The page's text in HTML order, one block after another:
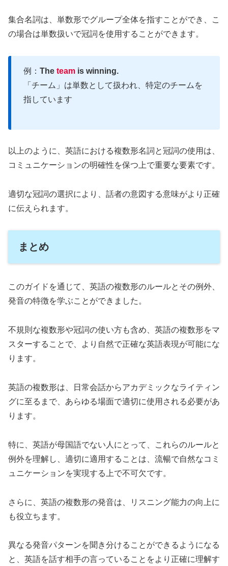
集合名詞は、単数形でグループ全体を指すことができ、こ
の場合は単数扱いで冠詞を使用することができます。
例： The team is winning.
「チーム」は単数として扱われ、特定のチームを
指しています
以上のように、英語における複数形名詞と冠詞の使用は、
コミュニケーションの明確性を保つ上で重要な要素です。
適切な冠詞の選択により、話者の意図する意味がより正確
に伝えられます。
まとめ
このガイドを通じて、英語の複数形のルールとその例外、
発音の特徴を学ぶことができました。
不規則な複数形や冠詞の使い方も含め、英語の複数形をマ
スターすることで、より自然で正確な英語表現が可能にな
ります。
英語の複数形は、日常会話からアカデミックなライティン
グに至るまで、あらゆる場面で適切に使用される必要があ
ります。
特に、英語が母国語でない人にとって、これらのルールと
例外を理解し、適切に適用することは、流暢で自然なコミ
ュニケーションを実現する上で不可欠です。
さらに、英語の複数形の発音は、リスニング能力の向上に
も役立ちます。
異なる発音パターンを聞き分けることができるようになる
と、英語を話す相手の言っていることをより正確に理解す